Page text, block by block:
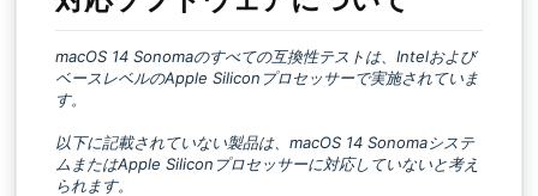
macOS 14 Sonomaのすべての互換性テストは、Intelおよび
ベースレベルのApple Siliconプロセッサーで実施されていま
す。
以下に記載されていない製品は、macOS 14 Sonomaシステ
ムまたはApple Siliconプロセッサーに対応していないと考え
られます。